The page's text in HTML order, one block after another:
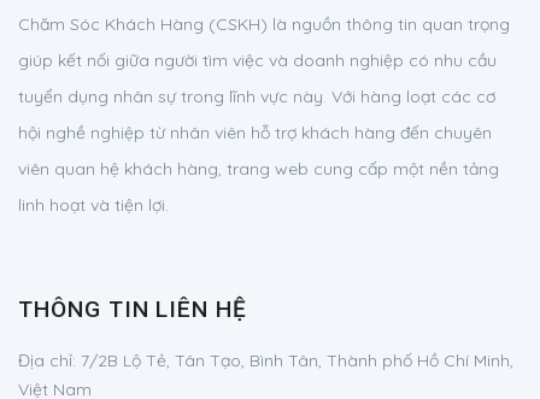
Chăm Sóc Khách Hàng (CSKH) là nguồn thông tin quan trọng
giúp kết nối giữa người tìm việc và doanh nghiệp có nhu cầu
tuyển dụng nhân sự trong lĩnh vực này. Với hàng loạt các cơ
hội nghề nghiệp từ nhân viên hỗ trợ khách hàng đến chuyên
viên quan hệ khách hàng, trang web cung cấp một nền tảng
linh hoạt và tiện lợi.
THÔNG TIN LIÊN HỆ
Địa chỉ: 7/2B Lộ Tẻ, Tân Tạo, Bình Tân, Thành phố Hồ Chí Minh,
Việt Nam